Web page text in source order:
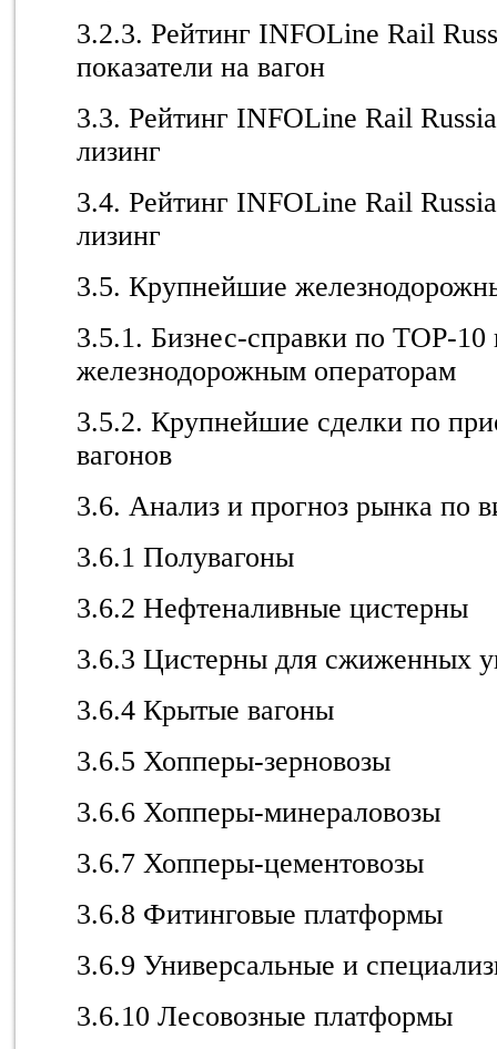
3.2.3. Рейтинг INFOLine Rail
показатели на вагон
3.3. Рейтинг INFOLine Rail
лизинг
3.4. Рейтинг INFOLine Rail
лизинг
3.5. Крупнейшие
3.5.1. Бизнес-справки по ТОР-
железнодорожным операторам
3.5.2. Крупнейшие сделки по
вагонов
3.6. Анализ и прогноз рынка по
3.6.1 Полувагоны
3.6.2 Нефтеналивные цистерны
3.6.3 Цистерны для сжиженных
3.6.4 Крытые вагоны
3.6.5 Хопперы-зерновозы
3.6.6 Хопперы-минераловозы
3.6.7 Хопперы-цементовозы
3.6.8 Фитинговые платформы
3.6.9 Универсальные и
3.6.10 Лесовозные платформы